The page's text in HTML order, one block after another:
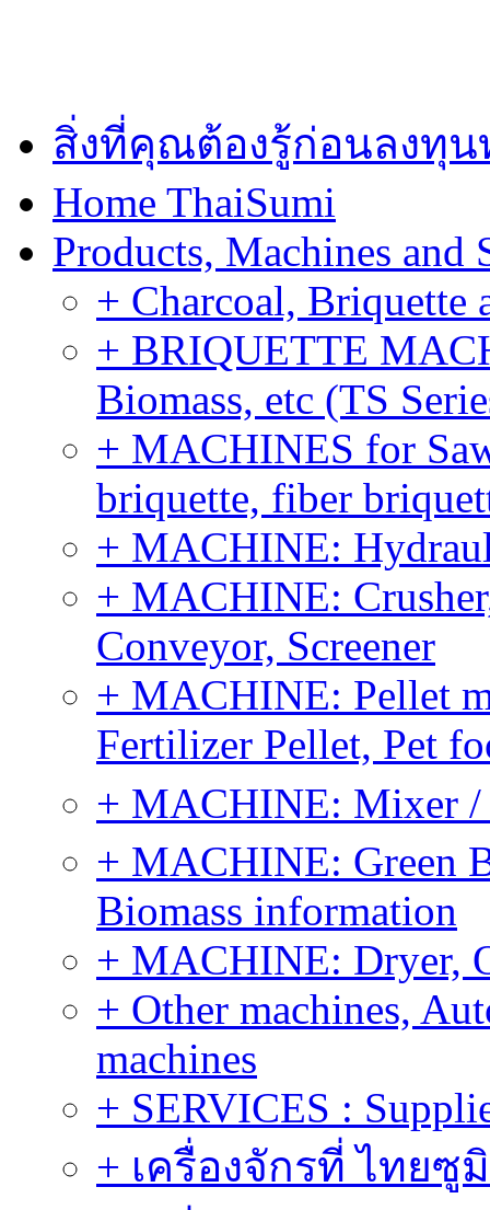
สิ่งที่คุณต้องรู้ก่อนลงทุ
Home ThaiSumi
Products, Machines and
+ Charcoal, Briquette
+ BRIQUETTE
Biomass, etc (TS
+ MACHINES for
briquette, fiber
+ MACHINE:
+ MACHINE:
Conveyor, Screener
+ MACHINE: Pellet
Fertilizer Pellet, Pet
+ MACHINE: Mixer
+ MACHINE: Green
Biomass information
+ MACHINE: Dryer,
+ Other machines,
machines
+ SERVICES :
+ เครื่องจักรที่ ไทยซู